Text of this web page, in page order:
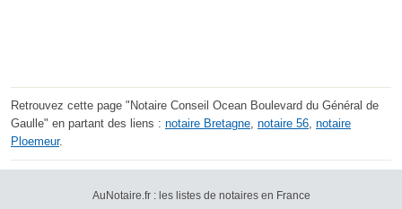
Retrouvez cette page "Notaire Conseil Ocean Boulevard du Général de
Gaulle" en partant des liens : notaire Bretagne, notaire 56, notaire
Ploemeur.
AuNotaire.fr : les listes de notaires en France